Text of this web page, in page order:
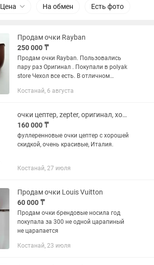
Цена На обмен Есть фото
Продам очки Rayban
250 000 ₸
Продам очки Rayban. Пользовались
пару раз Оригинал . Покупали в polyak
store Чехол все есть. В отличном
Костанай, 6 августа
очки цептер, zepter, оригинал, хороший подарок
160 000 ₸
фуллеренновые очки цептер с хорошей
скидкой, очень красивые, Италия.
Костанай, 27 июля
Продам очки Louis Vuitton
60 000 ₸
Продам очки брендовые носила год
покупала за 300 не одной царапиный
не царапается
Костанай, 23 июля